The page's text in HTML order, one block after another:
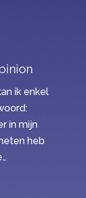
ik enkel
in mijn
heb
Opinion”